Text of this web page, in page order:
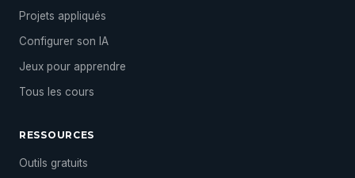
Projets appliqués
Configurer son IA
Jeux pour apprendre
Tous les cours
RESSOURCES
Outils gratuits